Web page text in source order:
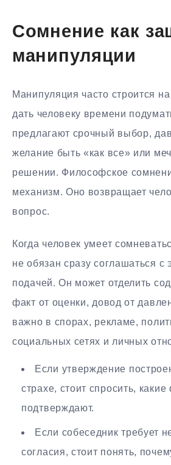
Сомнение как
манипуляции
Манипуляция часто строится
дать человеку времени
предлагают срочный выбор,
желание быть «как все» или
решении. Философское
механизм. Оно возвращает
вопрос.
Когда человек умеет
не обязан сразу соглашаться с
подачей. Он может отделить
факт от оценки, довод от
важно в спорах, рекламе,
социальных сетях и личных
Если утверждение
страхе, стоит спросить,
подтверждают.
Если собеседник требует
согласия, стоит понять,